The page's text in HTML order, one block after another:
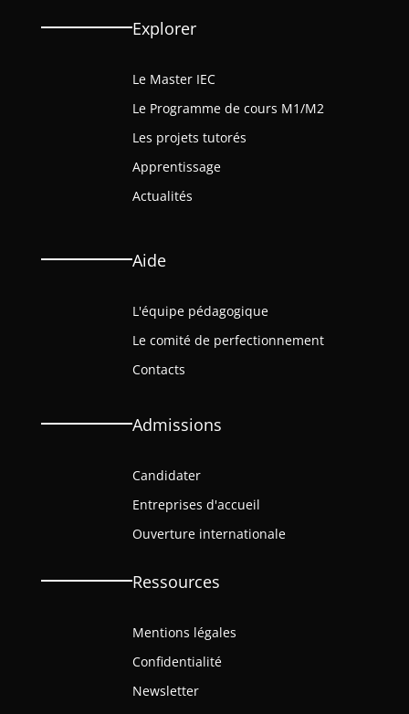
Explorer
Le Master IEC
Le Programme de cours M1/M2
Les projets tutorés
Apprentissage
Actualités
Aide
L'équipe pédagogique
Le comité de perfectionnement
Contacts
Admissions
Candidater
Entreprises d'accueil
Ouverture internationale
Ressources
Mentions légales
Confidentialité
Newsletter